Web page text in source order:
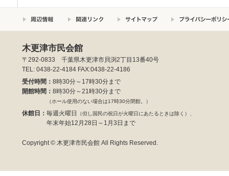
木更津市民会館
〒292-0833 千葉県木更津市貝渕2丁目13番40号
TEL: 0438-22-4184 FAX:0438-22-4186
受付時間： 8時30分～17時30分まで
開館時間： 8時30分～21時30分まで
（ホール使用のない場合は17時30分閉館。）
休館日： 毎週火曜日 （但し国民の祝日が火曜日にあたるときは除く）、
年末年始12月28日～1月3日まで
Copyright © 木更津市民会館 All Rights Reserved.